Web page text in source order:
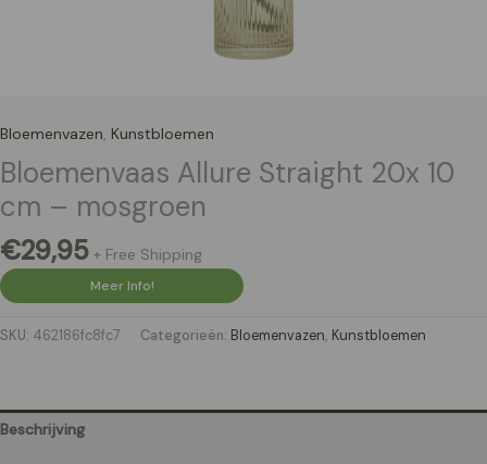
Bloemenvazen, Kunstbloemen
Bloemenvaas Allure Straight 20x 10
cm – mosgroen
€29,95 + Free Shipping
Meer Info!
SKU: 462186fc8fc7 Categorieën: Bloemenvazen, Kunstbloemen
Beschrijving